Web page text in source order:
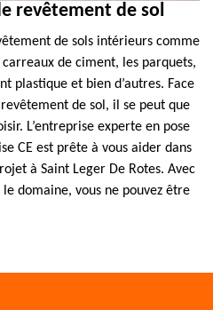
revêtement de sol
de sols intérieurs comme
de ciment, les parquets,
plastique et bien d’autres. Face
de sol, il se peut que
L’entreprise experte en pose
CE est prête à vous aider dans
à Saint Leger De Rotes. Avec
domaine, vous ne pouvez être